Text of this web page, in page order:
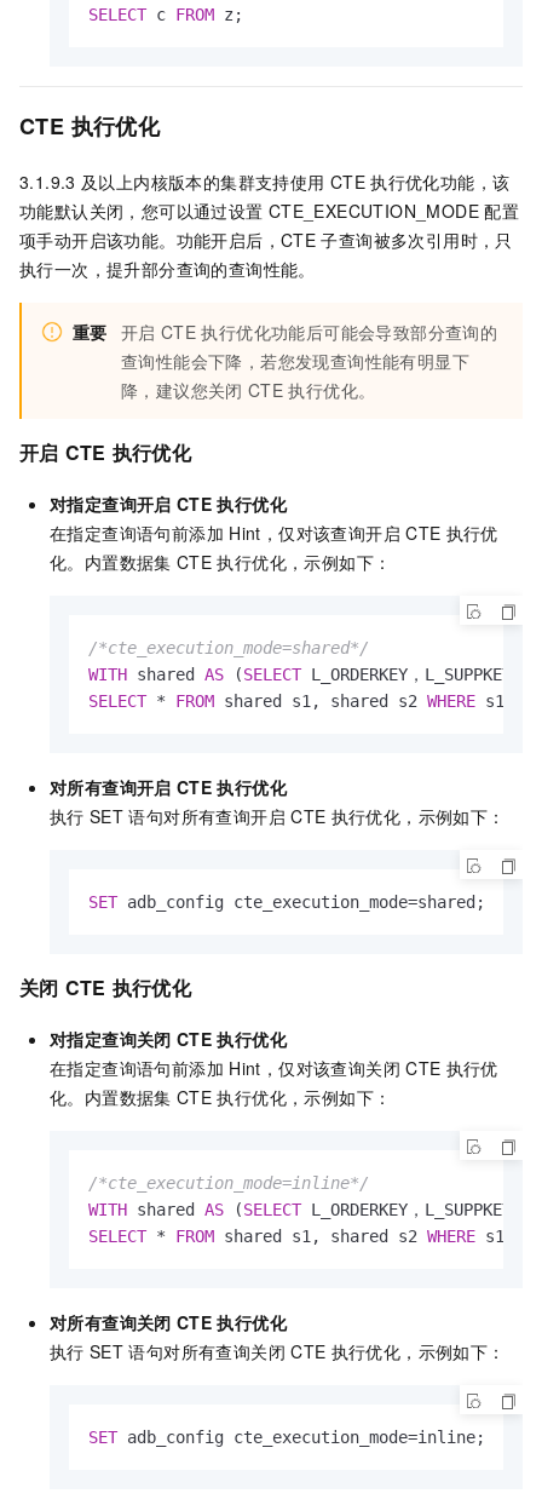
SELECT c FROM z;
CTE 执行优化
3.1.9.3 及以上内核版本的集群支持使用 CTE 执行优化功能，该
功能默认关闭，您可以通过设置 CTE_EXECUTION_MODE 配置
项手动开启该功能。功能开启后，CTE 子查询被多次引用时，只
执行一次，提升部分查询的查询性能。
重要 开启 CTE 执行优化功能后可能会导致部分查询的
查询性能会下降，若您发现查询性能有明显下
降，建议您关闭 CTE 执行优化。
开启 CTE 执行优化
对指定查询开启 CTE 执行优化
在指定查询语句前添加 Hint，仅对该查询开启 CTE 执行优
化。内置数据集 CTE 执行优化，示例如下：
/*cte_execution_mode=shared*/
WITH shared AS (SELECT L_ORDERKEY，L_SUPPKEY
SELECT * FROM shared s1, shared s2 WHERE
对所有查询开启 CTE 执行优化
执行 SET 语句对所有查询开启 CTE 执行优化，示例如下：
SET adb_config cte_execution_mode=shared;
关闭 CTE 执行优化
对指定查询关闭 CTE 执行优化
在指定查询语句前添加 Hint，仅对该查询关闭 CTE 执行优
化。内置数据集 CTE 执行优化，示例如下：
/*cte_execution_mode=inline*/
WITH shared AS (SELECT L_ORDERKEY，L_SUPPKEY
SELECT * FROM shared s1, shared s2 WHERE
对所有查询关闭 CTE 执行优化
执行 SET 语句对所有查询关闭 CTE 执行优化，示例如下：
SET adb_config cte_execution_mode=inline;